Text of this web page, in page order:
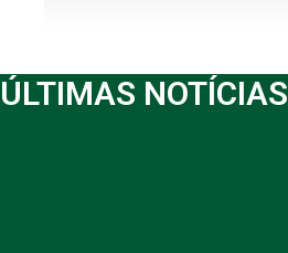
ÚLTIMAS NOTÍCIAS